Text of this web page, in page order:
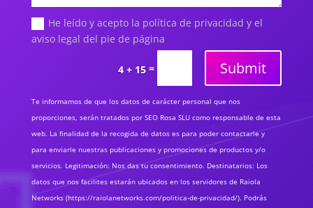
He leído y acepto la política de privacidad y el
aviso legal del pie de página
4 + 15 = Submit
Te informamos de que los datos de carácter personal que nos
proporciones, serán tratados por SEO Rosa SLU como responsable de esta
web. La finalidad de la recogida de datos es para poder contactarle y
para enviarle nuestras publicaciones y promociones de productos y/o
servicios. Legitimación: Nos das tu consentimiento. Destinatarios: Los
datos que nos facilites estarán ubicados en los servidores de Raiola
Networks (https://raiolanetworks.com/politica-de-privacidad/). Podrás